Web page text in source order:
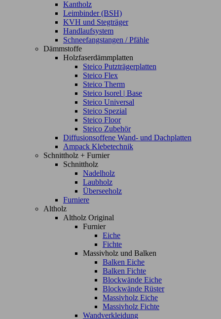
Kantholz
Leimbinder (BSH)
KVH und Stegträger
Handlaufsystem
Schneefangstangen / Pfähle
Dämmstoffe
Holzfaserdämmplatten
Steico Putzträgerplatten
Steico Flex
Steico Therm
Steico Isorel | Base
Steico Universal
Steico Spezial
Steico Floor
Steico Zubehör
Diffusionsoffene Wand- und Dachplatten
Ampack Klebetechnik
Schnittholz + Furnier
Schnittholz
Nadelholz
Laubholz
Überseeholz
Furniere
Altholz
Altholz Original
Furnier
Eiche
Fichte
Massivholz und Balken
Balken Eiche
Balken Fichte
Blockwände Eiche
Blockwände Rüster
Massivholz Eiche
Massivholz Fichte
Wandverkleidung